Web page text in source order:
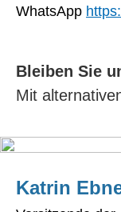
WhatsApp
Bleiben Sie
Mit
Katrin